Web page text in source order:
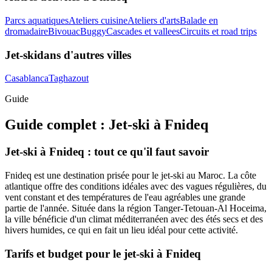
Parcs aquatiquesAteliers cuisineAteliers d'artsBalade en
dromadaireBivouacBuggyCascades et valleesCircuits et road trips
Jet-skidans d'autres villes
CasablancaTaghazout
Guide
Guide complet : Jet-ski à Fnideq
Jet-ski à Fnideq : tout ce qu'il faut savoir
Fnideq est une destination prisée pour le jet-ski au Maroc. La côte
atlantique offre des conditions idéales avec des vagues régulières, du
vent constant et des températures de l'eau agréables une grande
partie de l'année. Située dans la région Tanger-Tetouan-Al Hoceima,
la ville bénéficie d'un climat méditerranéen avec des étés secs et des
hivers humides, ce qui en fait un lieu idéal pour cette activité.
Tarifs et budget pour le jet-ski à Fnideq